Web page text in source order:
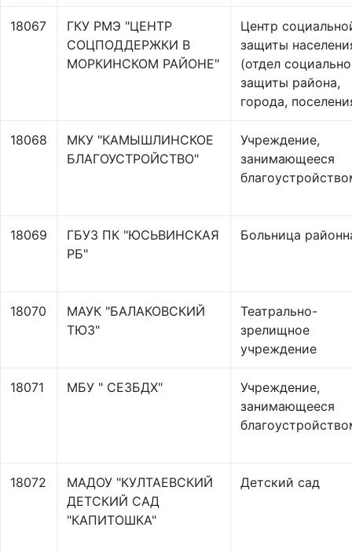
18067
ГКУ РМЭ "ЦЕНТР
СОЦПОДДЕРЖКИ В
МОРКИНСКОМ РАЙОНЕ"
Центр
защиты
(отдел
защиты района,
города,
18068
МКУ "КАМЫШЛИНСКОЕ
БЛАГОУСТРОЙСТВО"
Учреждение,
занимающееся
18069
ГБУЗ ПК "ЮСЬВИНСКАЯ
РБ"
Больница
18070
МАУК "БАЛАКОВСКИЙ
ТЮЗ"
Театрально-
зрелищное
учреждение
18071 МБУ " СЕЗБДХ"
Учреждение,
занимающееся
18072
МАДОУ "КУЛТАЕВСКИЙ
ДЕТСКИЙ САД
"КАПИТОШКА"
Детский сад